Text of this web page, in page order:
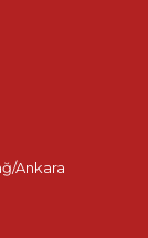
Ankara